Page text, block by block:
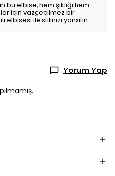
bu elbise, hem şıklığı hem
için vazgeçilmez bir
elbisesi ile stilinizi yansıtın.
Yorum Yap